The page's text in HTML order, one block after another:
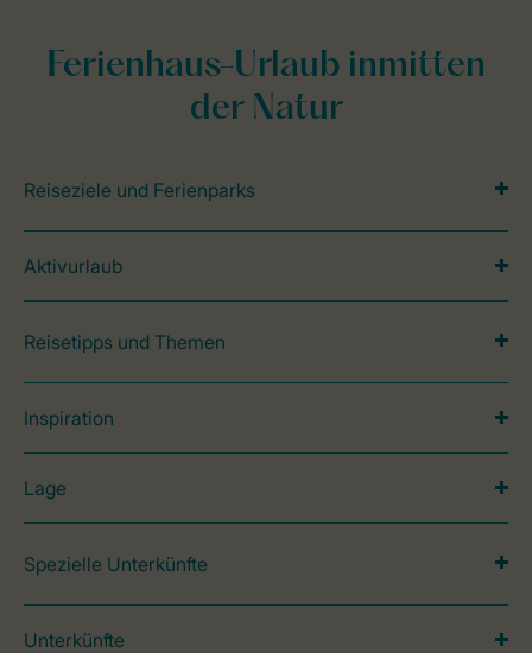
Ferienhaus-Urlaub inmitten
der Natur
Reiseziele und Ferienparks
Aktivurlaub
Reisetipps und Themen
Inspiration
Lage
Spezielle Unterkünfte
Unterkünfte